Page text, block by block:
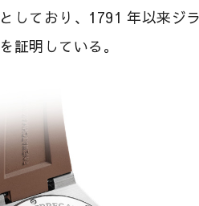
しており、1791 年以来ジ
証明している。